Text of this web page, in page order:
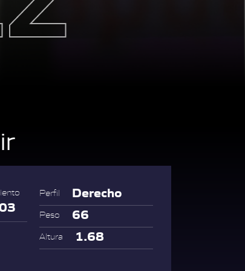
Perfil Derecho
Peso 66
Altura 1.68